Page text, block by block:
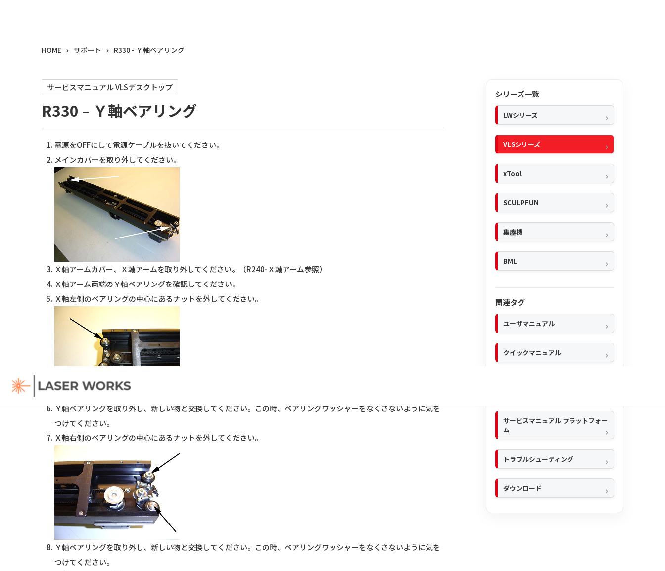
HOME サポート R330 - Ｙ軸ベアリング
サービスマニュアル VLSデスクトップ
R330 – Ｙ軸ベアリング
電源をOFFにして電源ケーブルを抜いてください。
メインカバーを取り外してください。
Ｘ軸アームカバー、Ｘ軸アームを取り外してください。（R240-Ｘ軸アーム参照）
Ｘ軸アーム両端のＹ軸ベアリングを確認してください。
Ｘ軸左側のベアリングの中心にあるナットを外してください。
Ｙ軸ベアリングを取り外し、新しい物と交換してください。この時、ベアリングワッシャーをなくさないように気を
つけてください。
Ｘ軸右側のベアリングの中心にあるナットを外してください。
Ｙ軸ベアリングを取り外し、新しい物と交換してください。この時、ベアリングワッシャーをなくさないように気を
つけてください。
シリーズ一覧
LWシリーズ
VLSシリーズ
xTool
SCULPFUN
集塵機
BML
関連タグ
ユーザマニュアル
クイックマニュアル
サービスマニュアル プラットフォー
ム
トラブルシューティング
ダウンロード